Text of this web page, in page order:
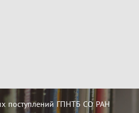
поступлений ГПНТБ СО РАН